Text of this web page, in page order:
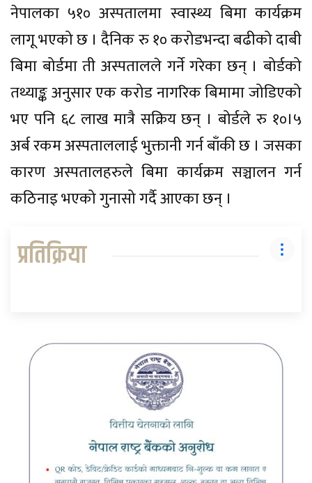
नेपालका ५१० अस्पतालमा स्वास्थ्य बिमा कार्यक्रम
लागू भएको छ । दैनिक रु १० करोडभन्दा बढीको दाबी
बिमा बोर्डमा ती अस्पतालले गर्ने गरेका छन् । बोर्डको
तथ्याङ्क अनुसार एक करोड नागरिक बिमामा जोडिएको
भए पनि ६८ लाख मात्रै सक्रिय छन् । बोर्डले रु १०।५
अर्ब रकम अस्पताललाई भुक्तानी गर्न बाँकी छ । जसका
कारण अस्पतालहरुले बिमा कार्यक्रम सञ्चालन गर्न
कठिनाइ भएको गुनासो गर्दै आएका छन् ।
प्रतिक्रिया